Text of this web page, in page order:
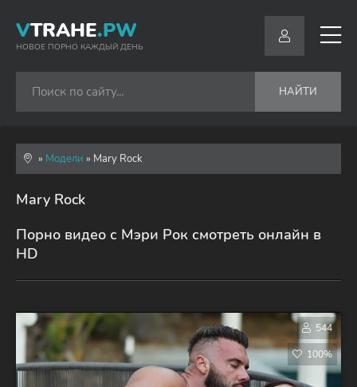
VTRAHE.PW
НОВОЕ ПОРНО КАЖДЫЙ ДЕНЬ
НАЙТИ
» Модели » Mary Rock
Mary Rock
Порно видео с Мэри Рок смотреть онлайн в
HD
544
100%